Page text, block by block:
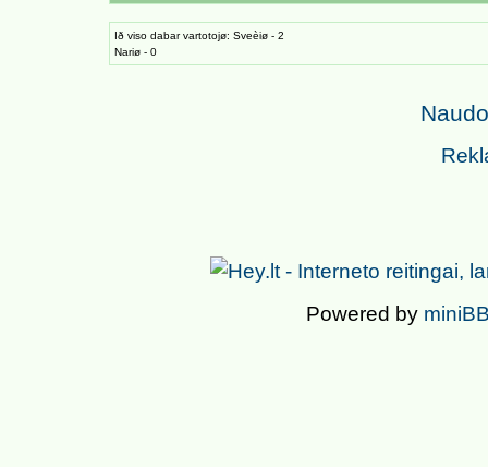
Ið viso dabar vartotojø: Sveèiø - 2
Nariø - 0
Powered by